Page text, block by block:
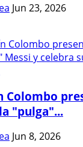
Jun 23, 2026
Colombo
"pulga"...
Jun 8, 2026